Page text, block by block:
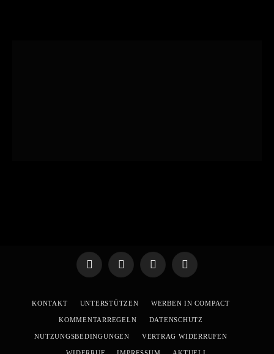
TelegramWhatsApp
X
YouTube
KONTAKT UNTERSTÜTZEN WERBEN IN COMPACT
KOMMENTARREGELN DATENSCHUTZ
NUTZUNGSBEDINGUNGEN VERTRAG WIDERRUFEN